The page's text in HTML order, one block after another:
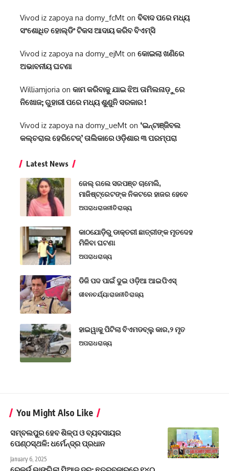
Vivod iz zapoya na domy_fcMt on ବିବାଦ ପରେ ମଧ୍ୟ
ସଂଶୋଧିତ ହୋଲ୍ଡିଂ ଟିକସ ଆଦାୟ କରିବ ବିଏମ୍‌ସି
Vivod iz zapoya na domy_ejMt on କୋଇଲା ଖଣିରେ
ଅଭାବନୀୟ ଘଟଣା
Williamjoria on କାମ କରିବାକୁ ଯାଇ ଝିଅ ତାମିଲନାଡ଼ୁରେ
ନିଖୋଜ; ଗୁହାରୀ ପରେ ମଧ୍ୟ ଶୁଣୁନି ସରକାର !
Vivod iz zapoya na domy_ueMt on ‘ଇନ୍‌ଟାଞ୍ଜିବଲ
କଲ୍‌ଚରାଲ ହେରିଟେଜ୍‌’ ତାଲିକାରେ ଓଡ଼ିଶାର ୩ ପରମ୍ପରା
Latest News
ଜେଲ୍ ଗଲେ ସରପଞ୍ଚ ଚାମେଲି,
ମାଜିଷ୍ଟ୍ରେଟଙ୍କ ନିକଟରେ ହାଜର ହେବେ
ଅପରାଧରାଜନୀତିରାଜ୍ୟ
କାଠଯୋଡ଼ିରୁ ଡାକ୍ତରୀ ଛାତ୍ରୀଙ୍କ ମୃତଦେହ
ମିଳିବା ଘଟଣା
ଅପରାଧରାଜ୍ୟ
ଡିଜି ପଦ ପାଇଁ ଦୁଇ ଓଡ଼ିଆ ଆଇପିଏସ୍
ଜୀବନଚର୍ଯ୍ୟାରାଜନୀତିରାଜ୍ୟ
ହାଇୱାକୁ ପିଟିଲା ବିଏମଡବ୍ଲୁ କାର,୨ ମୃତ
ଅପରାଧରାଜ୍ୟ
You Might Also Like
ସମ୍ବଲପୁର ହେବ ଶିଳ୍ପ ଓ ବ୍ୟବସାୟର
ପେଣ୍ଠସ୍ଥଳି: ଧର୍ମେନ୍ଦ୍ର ପ୍ରଧାନ
January 6, 2025